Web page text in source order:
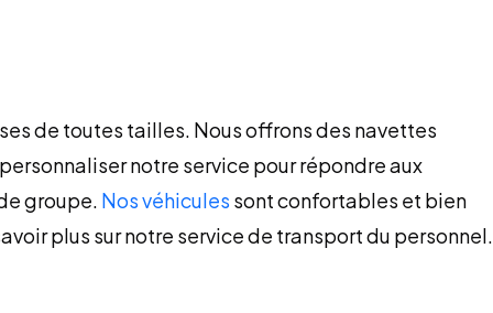
de toutes tailles. Nous offrons des navettes
notre service pour répondre aux
groupe. Nos véhicules sont confortables et bien
plus sur notre service de transport du personnel.